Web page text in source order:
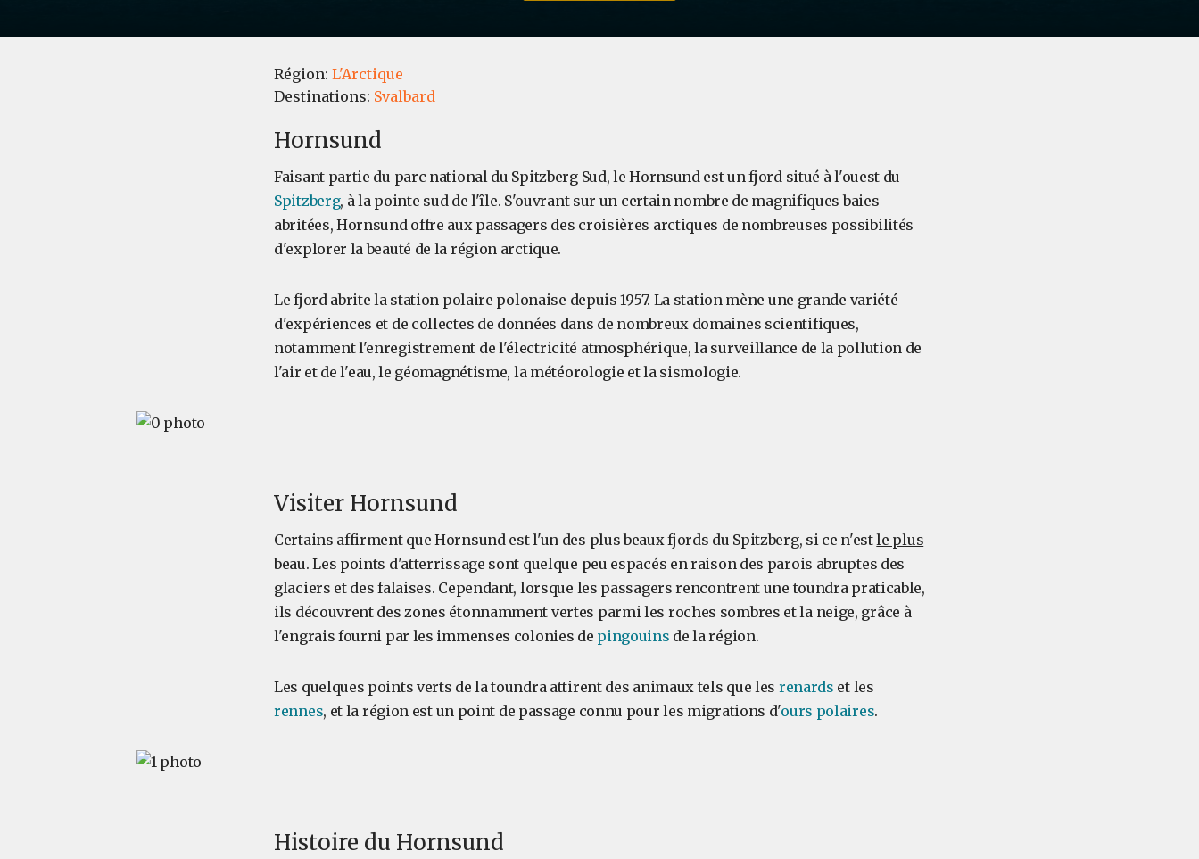
Région: L'Arctique
Destinations: Svalbard
Hornsund
Faisant partie du parc national du Spitzberg Sud, le Hornsund est un fjord situé à l'ouest du
Spitzberg, à la pointe sud de l'île. S'ouvrant sur un certain nombre de magnifiques baies
abritées, Hornsund offre aux passagers des croisières arctiques de nombreuses possibilités
d'explorer la beauté de la région arctique.
Le fjord abrite la station polaire polonaise depuis 1957. La station mène une grande variété
d'expériences et de collectes de données dans de nombreux domaines scientifiques,
notamment l'enregistrement de l'électricité atmosphérique, la surveillance de la pollution de
l'air et de l'eau, le géomagnétisme, la météorologie et la sismologie.
Visiter Hornsund
Certains affirment que Hornsund est l'un des plus beaux fjords du Spitzberg, si ce n'estle plus
beau. Les points d'atterrissage sont quelque peu espacés en raison des parois abruptes des
glaciers et des falaises. Cependant, lorsque les passagers rencontrent une toundra praticable,
ils découvrent des zones étonnamment vertes parmi les roches sombres et la neige, grâce à
l'engrais fourni par les immenses colonies de pingouins de la région.
Les quelques points verts de la toundra attirent des animaux tels que les renards et les
rennes, et la région est un point de passage connu pour les migrations d'ours polaires.
Histoire du Hornsund